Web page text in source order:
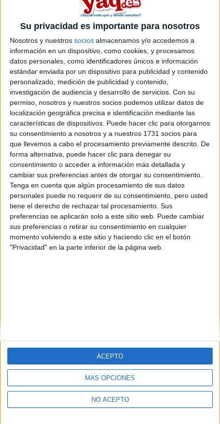
Su privacidad es importante para nosotros
Nosotros y nuestros socios almacenamos y/o accedemos a
información en un dispositivo, como cookies, y procesamos
datos personales, como identificadores únicos e información
estándar enviada por un dispositivo para publicidad y contenido
personalizado, medición de publicidad y contenido,
investigación de audiencia y desarrollo de servicios. Con su
permiso, nosotros y nuestros socios podemos utilizar datos de
localización geográfica precisa e identificación mediante las
características de dispositivos. Puede hacer clic para otorgarnos
su consentimiento a nosotros y a nuestros 1731 socios para
que llevemos a cabo el procesamiento previamente descrito. De
forma alternativa, puede hacer clic para denegar su
consentimiento o acceder a información más detallada y
cambiar sus preferencias antes de otorgar su consentimiento.
Tenga en cuenta que algún procesamiento de sus datos
personales puede no requerir de su consentimiento, pero usted
tiene el derecho de rechazar tal procesamiento. Sus
preferencias se aplicarán solo a este sitio web. Puede cambiar
sus preferencias o retirar su consentimiento en cualquier
momento volviendo a este sitio y haciendo clic en el botón
"Privacidad" en la parte inferior de la página web.
MÁS OPCIONES
NO ACEPTO
ACEPTO
Comentarios
RosarioBornes
28th oct 2010
Por favor si pueden responder mi
preg estare muy agradecida!
:D
�
RO
Rinoa-sama
21st jul 2011
Con esas faltas de
Quiénes somos|Contactar|
Aviso legal|Politica de privacidad|Condiciones generales|Política
de cookies
© 2003-2026Compás Mediterráneo S.L.- Diego de León 47 - 28006